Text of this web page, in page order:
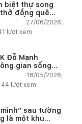
biệt thự song
đồng quê
biển đẹp
27/06/2026,
lượt xem
Đỗ Mạnh
gian sống
giúp tái tạo
phố thị
18/05/2026,
lượt xem
sau tường
là một khu